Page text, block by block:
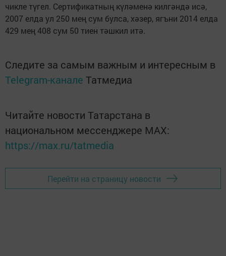
чикле түгел. Сертификатның күләменә килгәндә исә,
2007 елда ул 250 мең сум булса, хәзер, ягъни 2014 елда
429 мең 408 сум 50 тиен тәшкил итә.
Следите за самым важным и интересным в
Telegram-канале Татмедиа
Читайте новости Татарстана в
национальном мессенджере MАХ:
https://max.ru/tatmedia
Перейти на страницу новости